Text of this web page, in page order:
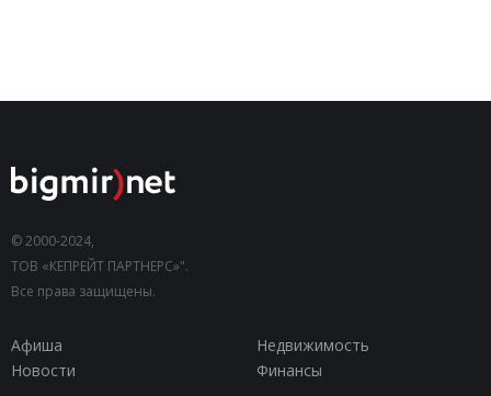
© 2000-2024,
ТОВ «КЕПРЕЙТ ПАРТНЕРС»".
Все права защищены.
Афиша
Недвижимость
Новости
Финансы